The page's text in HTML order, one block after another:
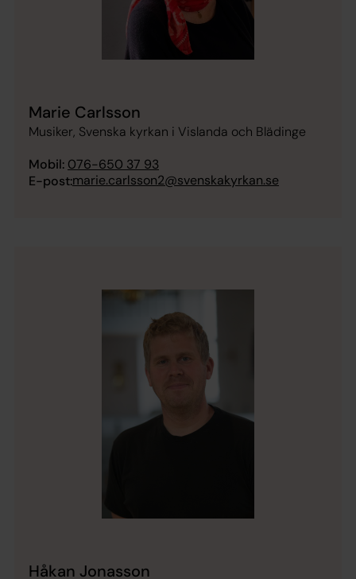
Marie Carlsson
Musiker, Svenska kyrkan i Vislanda och Blädinge
Mobil: 076-650 37 93
E-post:marie.carlsson2@svenskakyrkan.se
Håkan Jonasson